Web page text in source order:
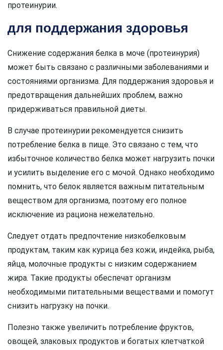
протеинурии.
для поддержания здоровья
Снижение содержания белка в моче (протеинурия)
может быть связано с различными заболеваниями и
состояниями организма. Для поддержания здоровья и
предотвращения дальнейших проблем, важно
придерживаться правильной диеты.
В случае протеинурии рекомендуется снизить
потребление белка в пище. Это связано с тем, что
избыточное количество белка может нагрузить почки
и усилить выделение его с мочой. Однако необходимо
помнить, что белок является важным питательным
веществом для организма, поэтому его полное
исключение из рациона нежелательно.
Следует отдать предпочтение низкобелковым
продуктам, таким как курица без кожи, индейка, рыба,
яйца, молочные продукты с низким содержанием
жира. Такие продукты обеспечат организм
необходимыми питательными веществами и помогут
снизить нагрузку на почки.
Полезно также увеличить потребление фруктов,
овощей, злаковых продуктов и богатых клетчаткой